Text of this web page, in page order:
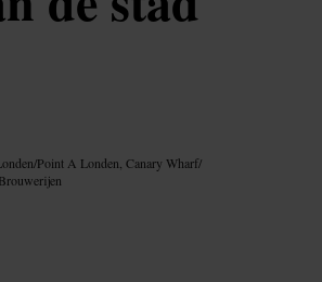
/Point A Londen, Canary Wharf/